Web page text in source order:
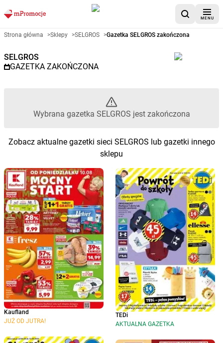
MENU
Gazetka promocyjna
Strona główna >Sklepy >SELGROS >Gazetka SELGROS zakończona
SELGROS
GAZETKA ZAKOŃCZONA
Wybrana gazetka SELGROS jest zakończona
Zobacz aktualne gazetki sieci SELGROS lub gazetki innego
sklepu
Kaufland
JUŻ OD JUTRA!
TEDi
AKTUALNA GAZETKA